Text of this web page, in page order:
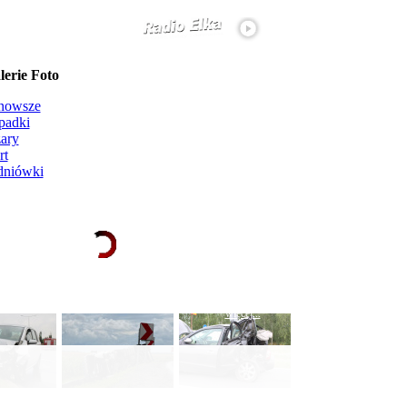
Foto
więcej...